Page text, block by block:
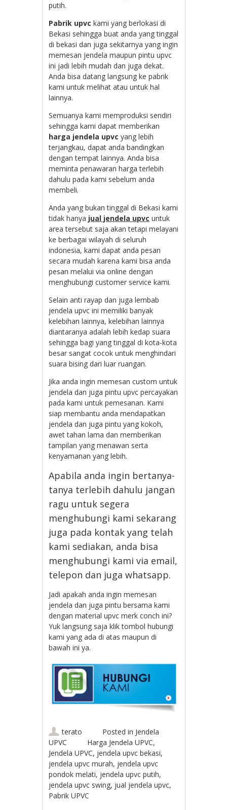
putih.
Pabrik upvckami yang berlokasi di
Bekasi sehingga buat anda yang tinggal
di bekasi dan juga sekitarnya yang ingin
memesan jendela maupun pintu upvc
ini jadi lebih mudah dan juga dekat.
Anda bisa datang langsung ke pabrik
kami untuk melihat atau untuk hal
lainnya.
Semuanya kami memproduksi sendiri
sehingga kami dapat memberikan
harga jendela upvcyang lebih
terjangkau, dapat anda bandingkan
dengan tempat lainnya. Anda bisa
meminta penawaran harga terlebih
dahulu pada kami sebelum anda
membeli.
Anda yang bukan tinggal di Bekasi kami
tidak hanya jual jendela upvc untuk
area tersebut saja akan tetapi melayani
ke berbagai wilayah di seluruh
indonesia, kami dapat anda pesan
secara mudah karena kami bisa anda
pesan melalui via online dengan
menghubungi customer service kami.
Selain anti rayap dan juga lembab
jendela upvc ini memiliki banyak
kelebihan lainnya, kelebihan lainnya
diantaranya adalah lebih kedap suara
sehingga bagi yang tinggal di kota-kota
besar sangat cocok untuk menghindari
suara bising dari luar ruangan.
Jika anda ingin memesan custom untuk
jendela dan juga pintu upvc percayakan
pada kami untuk pemesanan. Kami
siap membantu anda mendapatkan
jendela dan juga pintu yang kokoh,
awet tahan lama dan memberikan
tampilan yang menawan serta
kenyamanan yang lebih.
Apabila anda ingin bertanya-
tanya terlebih dahulu jangan
ragu untuk segera
menghubungi kami sekarang
juga pada kontak yang telah
kami sediakan, anda bisa
menghubungi kami via email,
telepon dan juga whatsapp.
Jadi apakah anda ingin memesan
jendela dan juga pintu bersama kami
dengan material upvc merk conch ini?
Yuk langsung saja klik tombol hubungi
kami yang ada di atas maupun di
bawah ini ya.
terato Posted in Jendela
UPVC
Harga Jendela UPVC,
Jendela UPVC, jendela upvc bekasi,
jendela upvc murah, jendela upvc
pondok melati, jendela upvc putih,
jendela upvc swing, jual jendela upvc,
Pabrik UPVC